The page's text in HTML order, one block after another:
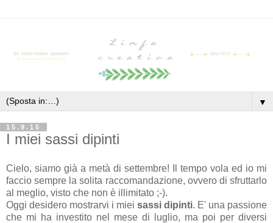
▼
15.9.15
I miei sassi dipinti
Cielo, siamo già a metà di settembre! Il tempo vola ed io mi
faccio sempre la solita raccomandazione, ovvero di sfruttarlo
al meglio, visto che non è illimitato ;-).
Oggi desidero mostrarvi i miei sassi dipinti. E' una passione
che mi ha investito nel mese di luglio, ma poi per diversi